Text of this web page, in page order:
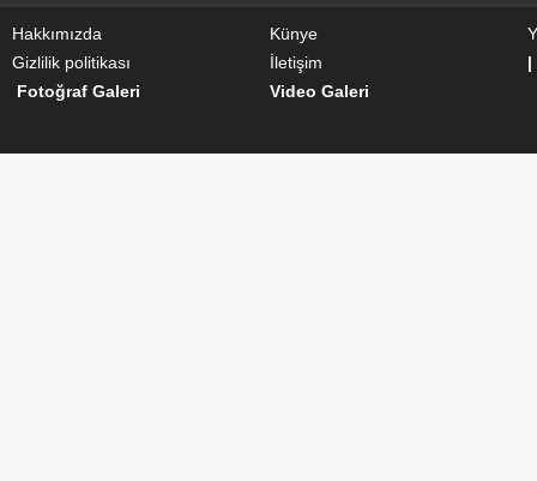
Hakkımızda Künye
Gizlilik politikası
İletişim
|
Fotoğraf Galeri
Video Galeri